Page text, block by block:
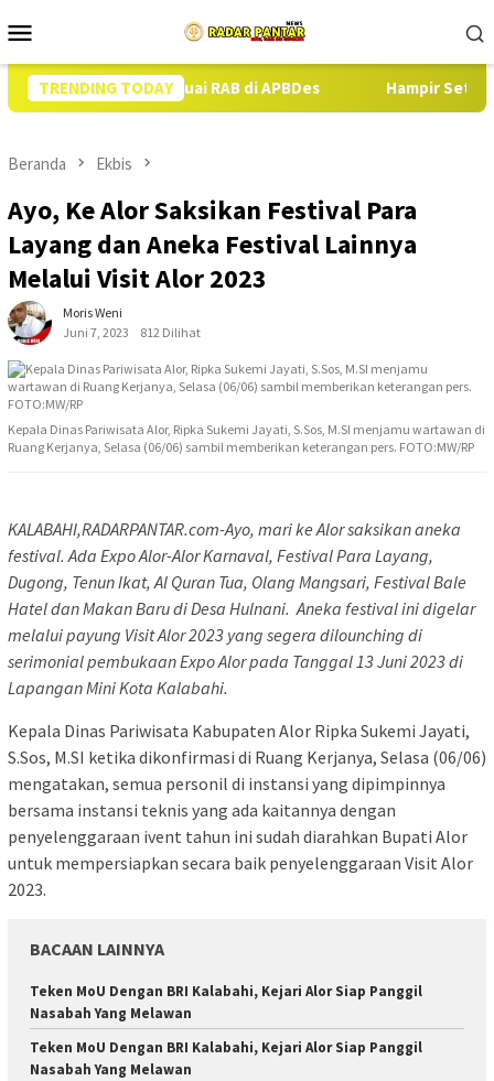
ke
Mobile
TRENDING TODAY
Babi Sesuai RAB di APBDes Hampir Setahun Jaksa
Beranda Ekbis
Ayo, Ke Alor Saksikan Festival Para
Layang dan Aneka Festival Lainnya
Melalui Visit Alor 2023
Moris Weni
Juni 7, 2023
812 Dilihat
Kepala Dinas Pariwisata Alor, Ripka Sukemi Jayati, S.Sos, M.SI menjamu wartawan di
Ruang Kerjanya, Selasa (06/06) sambil memberikan keterangan pers. FOTO:MW/RP
KALABAHI,RADARPANTAR.com-Ayo, mari ke Alor saksikan aneka
festival. Ada Expo Alor-Alor Karnaval, Festival Para Layang,
Dugong, Tenun Ikat, Al Quran Tua, Olang Mangsari, Festival Bale
Hatel dan Makan Baru di Desa Hulnani. Aneka festival ini digelar
melalui payung Visit Alor 2023 yang segera dilounching di
serimonial pembukaan Expo Alor pada Tanggal 13 Juni 2023 di
Lapangan Mini Kota Kalabahi.
Kepala Dinas Pariwisata Kabupaten Alor Ripka Sukemi Jayati,
S.Sos, M.SI ketika dikonfirmasi di Ruang Kerjanya, Selasa (06/06)
mengatakan, semua personil di instansi yang dipimpinnya
bersama instansi teknis yang ada kaitannya dengan
penyelenggaraan ivent tahun ini sudah diarahkan Bupati Alor
untuk mempersiapkan secara baik penyelenggaraan Visit Alor
2023.
BACAAN LAINNYA
Teken MoU Dengan BRI Kalabahi, Kejari Alor Siap Panggil
Nasabah Yang Melawan
Teken MoU Dengan BRI Kalabahi, Kejari Alor Siap Panggil
Nasabah Yang Melawan